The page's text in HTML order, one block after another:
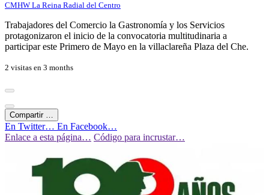
CMHW La Reina Radial del Centro
Trabajadores del Comercio la Gastronomía y los Servicios
protagonizaron el inicio de la convocatoria multitudinaria a
participar este Primero de Mayo en la villaclareña Plaza del Che.
2 visitas en 3 months
Compartir …
En Twitter… En Facebook…
Enlace a esta página… Código para incrustar…